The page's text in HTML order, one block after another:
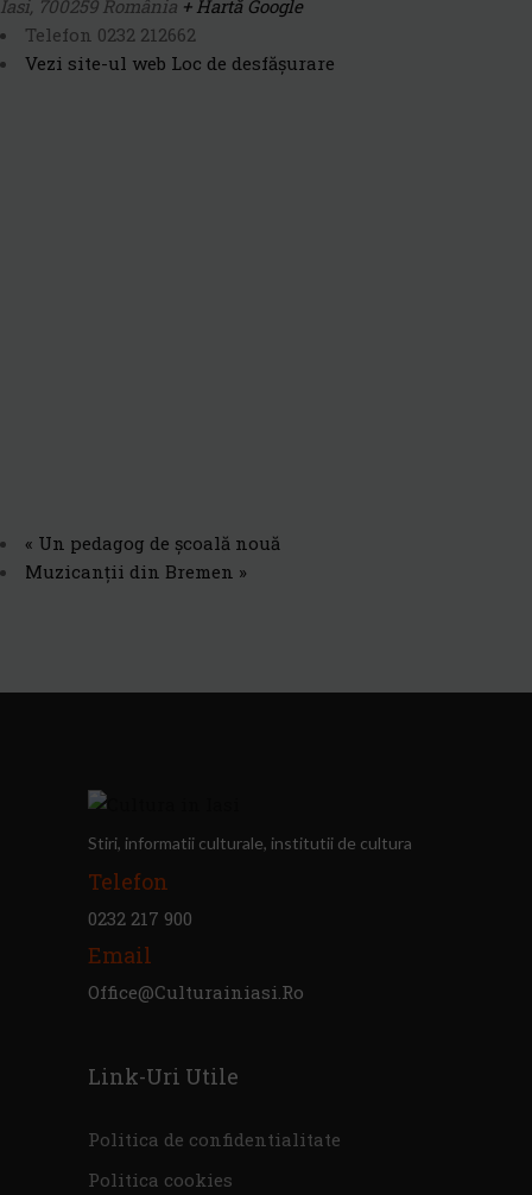
Iasi, 700259 România + Hartă Google
Telefon 0232 212662
Vezi site-ul web Loc de desfășurare
« Un pedagog de școală nouă
Muzicanții din Bremen »
Stiri, informatii culturale, institutii de cultura
Telefon
0232 217 900
Email
Office@culturainiasi.ro
Link-Uri Utile
Politica de confidentialitate
Politica cookies